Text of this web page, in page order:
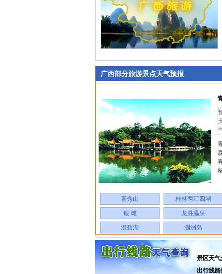
广西部分旅游景点天气预报
青秀山 桂林两江四湖
银 滩 龙胜温泉
澄碧湖 涠洲岛
景区天气
出行线路